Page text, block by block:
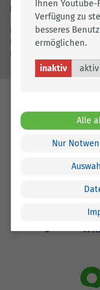
Rechtliches
Impressum
Datenschutz
Barrierefreiheit
Ihnen
Verfügung zu
besseres
ermöglichen.
inaktiv aktiv
Alle
Nur